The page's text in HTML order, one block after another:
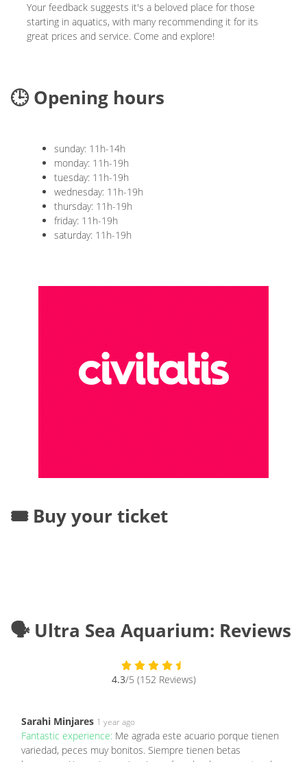
Your feedback suggests it's a beloved place for those
starting in aquatics, with many recommending it for its
great prices and service. Come and explore!
🕒 Opening hours
sunday: 11h-14h
monday: 11h-19h
tuesday: 11h-19h
wednesday: 11h-19h
thursday: 11h-19h
friday: 11h-19h
saturday: 11h-19h
🎟️ Buy your ticket
🗣️ Ultra Sea Aquarium: Reviews
4.3/5 (152 Reviews)
Sarahi Minjares 1 year ago
Fantastic experience: Me agrada este acuario porque tienen
variedad, peces muy bonitos. Siempre tienen betas